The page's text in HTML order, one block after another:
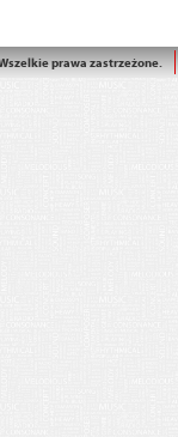
Wszelkie prawa zastrzeżone.